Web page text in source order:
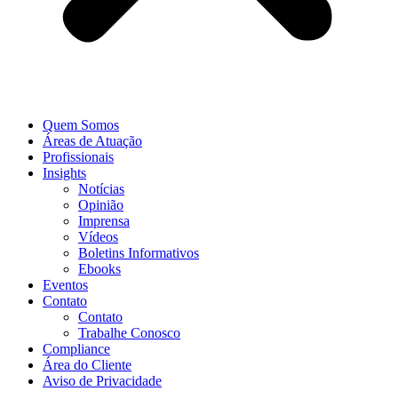
Quem Somos
Áreas de Atuação
Profissionais
Insights
Notícias
Opinião
Imprensa
Vídeos
Boletins Informativos
Ebooks
Eventos
Contato
Contato
Trabalhe Conosco
Compliance
Área do Cliente
Aviso de Privacidade